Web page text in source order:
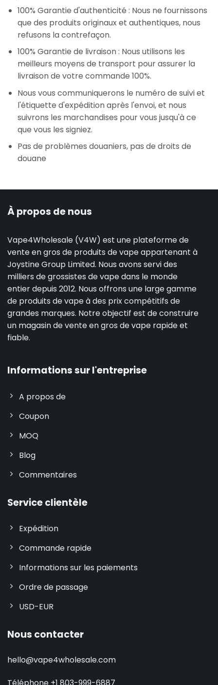
100% Garantie d'authenticité : Nous ne fournissons
que des produits originaux et authentiques, nous
refusons la contrefaçon.
100% Garantie de livraison : Nous utilisons les
meilleurs moyens de transport pour assurer la
livraison de votre commande 100%.
Nous vous communiquerons le numéro de suivi et
l'étiquette d'expédition après l'envoi, et nous
suivrons les marchandises pour vous jusqu'à ce
que vous les signiez.
Pas de problèmes douaniers, pas de droits de
douane
À propos de nous
Vape4Wholesale (V4W) est une plateforme de
vente en gros de produits de vape appartenant à
Joystine Group Limited. Nous avons servi des
milliers de grossistes de vape dans le monde
entier depuis 2012. Nous offrons une large gamme
de produits de vape à des prix compétitifs de
grandes marques. Notre objectif est de construire
un magasin de vente en gros de vape rapide et
fiable.
Informations sur l'entreprise
A propos de
Coupon
MOQ
Blog
Commentaires
Service clientèle
Expédition
Commande rapide
Informations sur les paiements
Ordre de passage
USD-EUR
Nous contacter
hello@vape4wholesale.com
Téléphone +1 803-999-6887